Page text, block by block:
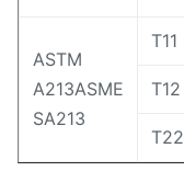
ASTM
A213ASME
SA213
T11
T12
T22